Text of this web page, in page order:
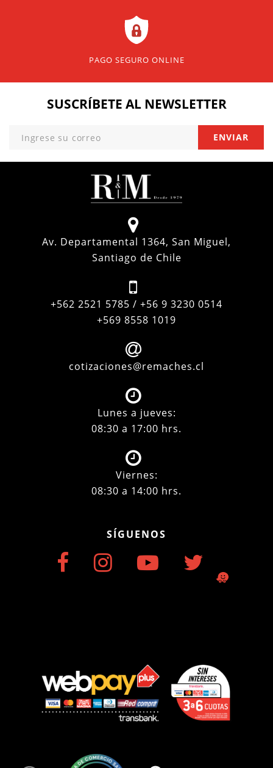
PAGO SEGURO ONLINE
SUSCRÍBETE AL NEWSLETTER
Av. Departamental 1364, San Miguel,
Santiago de Chile
+562 2521 5785 / +56 9 3230 0514
+569 8558 1019
cotizaciones@remaches.cl
Lunes a jueves:
08:30 a 17:00 hrs.
Viernes:
08:30 a 14:00 hrs.
SÍGUENOS